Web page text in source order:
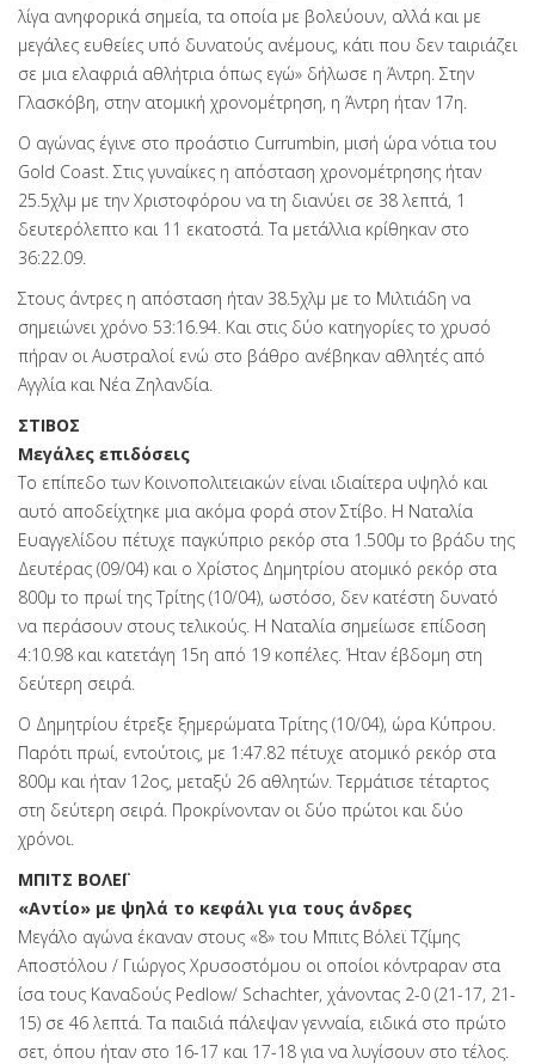
λίγα ανηφορικά σημεία, τα οποία με βολεύουν, αλλά και με
μεγάλες ευθείες υπό δυνατούς ανέμους, κάτι που δεν ταιριάζει
σε μια ελαφριά αθλήτρια όπως εγώ» δήλωσε η Άντρη. Στην
Γλασκόβη, στην ατομική χρονομέτρηση, η Άντρη ήταν 17η.
Ο αγώνας έγινε στο προάστιο Currumbin, μισή ώρα νότια του
Gold Coast. Στις γυναίκες η απόσταση χρονομέτρησης ήταν
25.5χλμ με την Χριστοφόρου να τη διανύει σε 38 λεπτά, 1
δευτερόλεπτο και 11 εκατοστά. Τα μετάλλια κρίθηκαν στο
36:22.09.
Στους άντρες η απόσταση ήταν 38.5χλμ με το Μιλτιάδη να
σημειώνει χρόνο 53:16.94. Και στις δύο κατηγορίες το χρυσό
πήραν οι Αυστραλοί ενώ στο βάθρο ανέβηκαν αθλητές από
Αγγλία και Νέα Ζηλανδία.
ΣΤΙΒΟΣ
Μεγάλες επιδόσεις
Το επίπεδο των Κοινοπολιτειακών είναι ιδιαίτερα υψηλό και
αυτό αποδείχτηκε μια ακόμα φορά στον Στίβο. Η Ναταλία
Ευαγγελίδου πέτυχε παγκύπριο ρεκόρ στα 1.500μ το βράδυ της
Δευτέρας (09/04) και ο Χρίστος Δημητρίου ατομικό ρεκόρ στα
800μ το πρωί της Τρίτης (10/04), ωστόσο, δεν κατέστη δυνατό
να περάσουν στους τελικούς. Η Ναταλία σημείωσε επίδοση
4:10.98 και κατετάγη 15η από 19 κοπέλες. Ήταν έβδομη στη
δεύτερη σειρά.
Ο Δημητρίου έτρεξε ξημερώματα Τρίτης (10/04), ώρα Κύπρου.
Παρότι πρωί, εντούτοις, με 1:47.82 πέτυχε ατομικό ρεκόρ στα
800μ και ήταν 12ος, μεταξύ 26 αθλητών. Τερμάτισε τέταρτος
στη δεύτερη σειρά. Προκρίνονταν οι δύο πρώτοι και δύο
χρόνοι.
ΜΠΙΤΣ ΒΟΛΕΪ
«Αντίο» με ψηλά το κεφάλι για τους άνδρες
Μεγάλο αγώνα έκαναν στους «8» του Μπιτς Βόλεϊ Τζίμης
Αποστόλου / Γιώργος Χρυσοστόμου οι οποίοι κόντραραν στα
ίσα τους Καναδούς Pedlow/ Schachter, χάνοντας 2-0 (21-17, 21-
15) σε 46 λεπτά. Τα παιδιά πάλεψαν γενναία, ειδικά στο πρώτο
σετ, όπου ήταν στο 16-17 και 17-18 για να λυγίσουν στο τέλος.